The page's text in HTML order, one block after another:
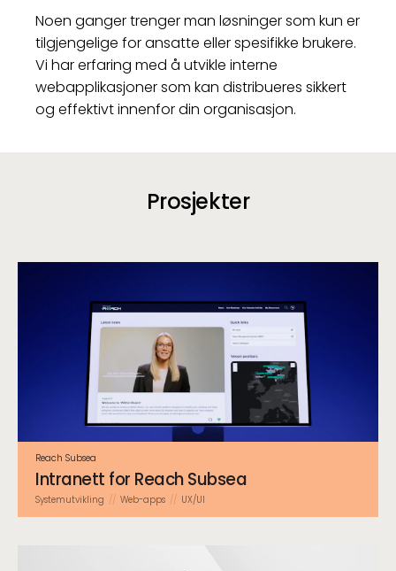
Noen ganger trenger man løsninger som kun er
tilgjengelige for ansatte eller spesifikke brukere.
Vi har erfaring med å utvikle interne
webapplikasjoner som kan distribueres sikkert
og effektivt innenfor din organisasjon.
Prosjekter
Reach Subsea
Intranett for Reach Subsea
System­utvikling Web-apps UX/UI